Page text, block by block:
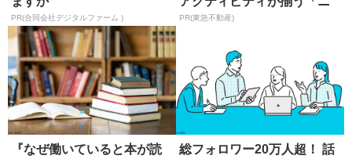
PR(合同会社デジタルファーム )
セコ東...
PR(東急不動産)
『なぜ働いていると本が読
総フォロワー20万人超！ 話